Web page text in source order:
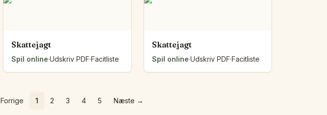
Skattejagt
Spil online·Udskriv PDF·Facitliste
Skattejagt
Spil online·Udskriv PDF·Facitliste
Forrige 1 2 3 4 5 Næste →